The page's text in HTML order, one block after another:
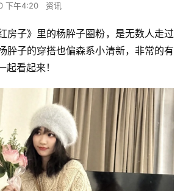
下午4:20 资讯
房子》里的杨肸子圈粉，是无数人走过
肸子的穿搭也偏森系小清新，非常的有
起看起来！